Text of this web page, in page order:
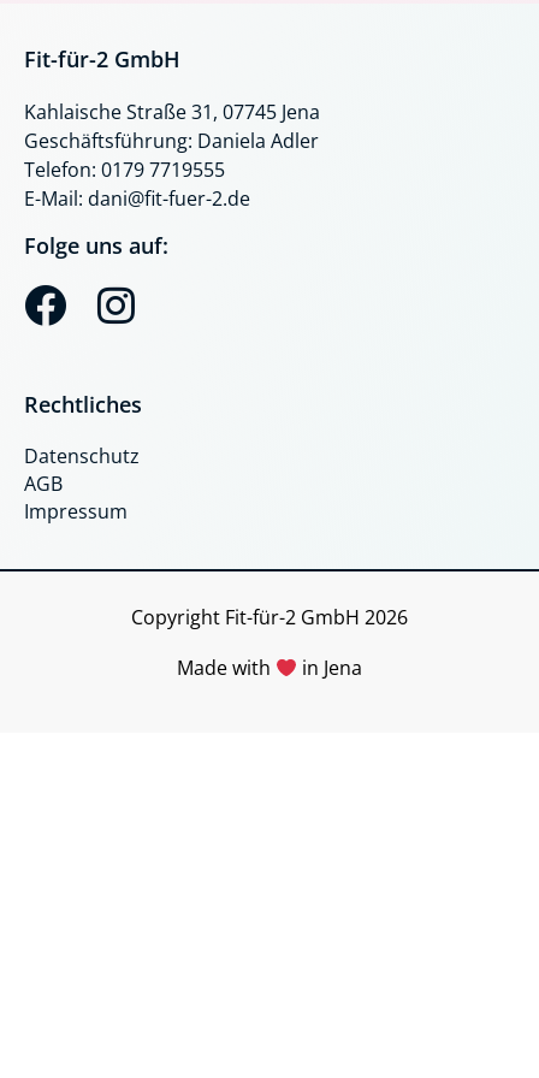
Fit-für-2 GmbH
Kahlaische Straße 31, 07745 Jena
Geschäftsführung: Daniela Adler
Telefon: 0179 7719555
E-Mail: dani@fit-fuer-2.de
Folge uns auf:
F
a
c
e
b
o
o
I
s
t
a
g
r
a
m
Rechtliches
Datenschutz
AGB
Impressum
Copyright Fit-für-2 GmbH 2026
Made with
in Jena